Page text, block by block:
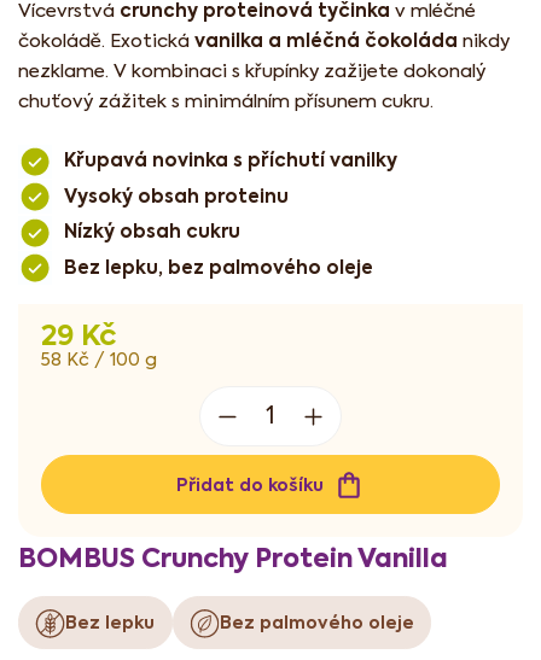
29 Kč
Měrná
58 Kč / 100 g
Přidat do košíku
Vícevrstvá crunchy proteinová tyčinka v mléčné
čokoládě. Exotická vanilka a mléčná čokoláda nikdy
nezklame. V kombinaci s křupínky zažijete dokonalý
chuťový zážitek s minimálním přísunem cukru.
Křupavá novinka s příchutí vanilky
Vysoký obsah proteinu
Nízký obsah cukru
Bez lepku, bez palmového oleje
BOMBUS Crunchy Protein Vanilla
Bez lepku Bez palmového oleje